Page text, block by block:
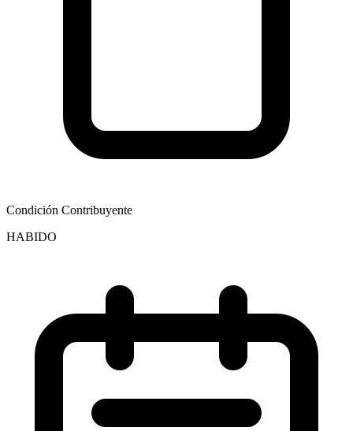
Condición Contribuyente
HABIDO